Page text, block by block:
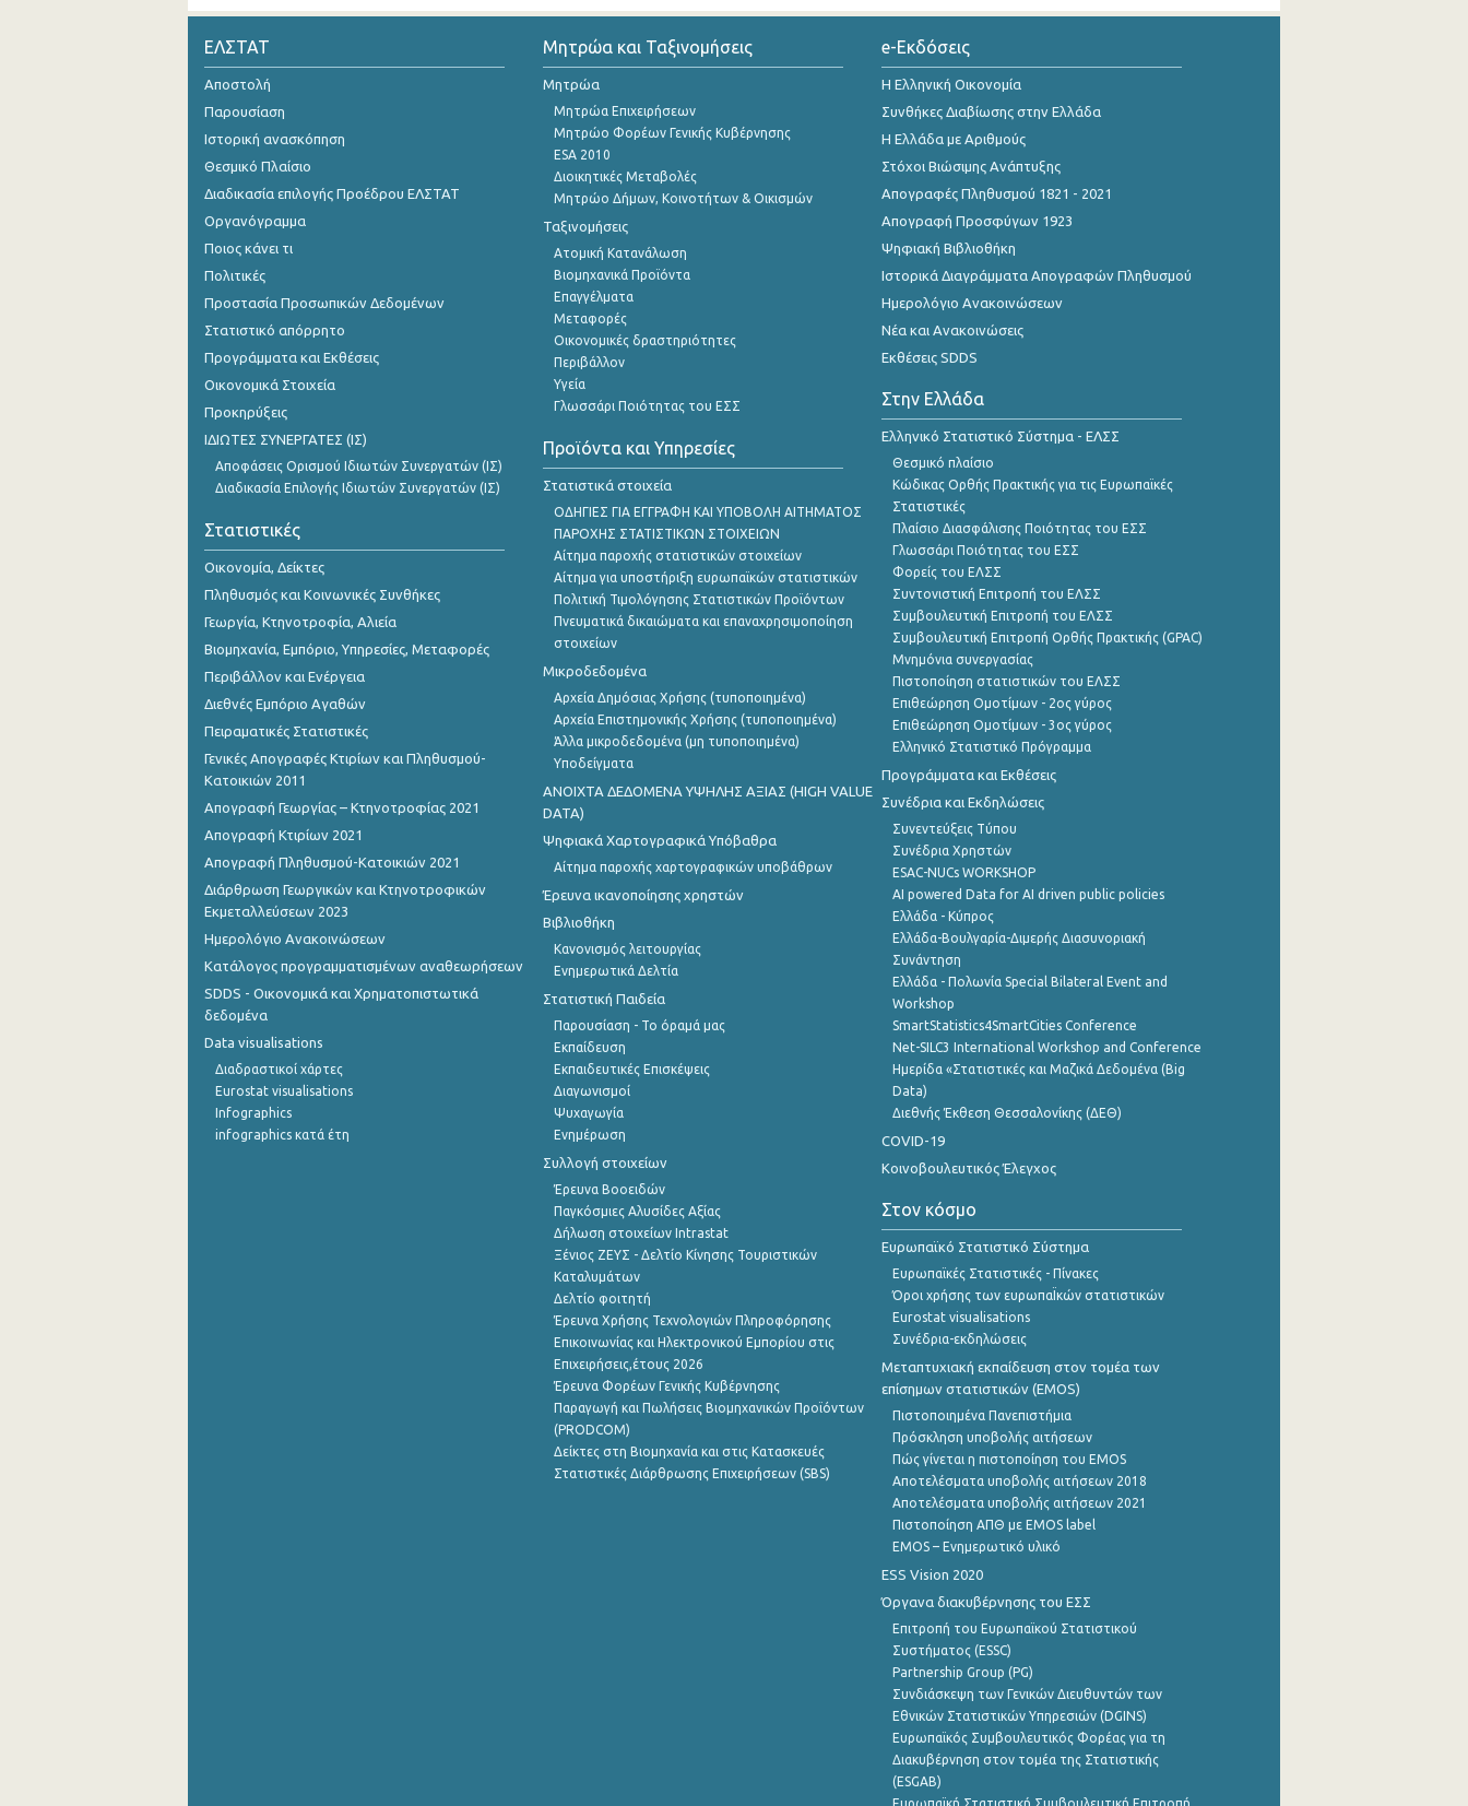
ΕΛΣΤΑΤ
Αποστολή
Παρουσίαση
Ιστορική ανασκόπηση
Θεσμικό Πλαίσιο
Διαδικασία επιλογής Προέδρου ΕΛΣΤΑΤ
Οργανόγραμμα
Ποιος κάνει τι
Πολιτικές
Προστασία Προσωπικών Δεδομένων
Στατιστικό απόρρητο
Προγράμματα και Εκθέσεις
Οικονομικά Στοιχεία
Προκηρύξεις
ΙΔΙΩΤΕΣ ΣΥΝΕΡΓΑΤΕΣ (ΙΣ)
Αποφάσεις Ορισμού Ιδιωτών Συνεργατών (ΙΣ)
Διαδικασία Επιλογής Ιδιωτών Συνεργατών (ΙΣ)
Στατιστικές
Οικονομία, Δείκτες
Πληθυσμός και Κοινωνικές Συνθήκες
Γεωργία, Κτηνοτροφία, Αλιεία
Βιομηχανία, Εμπόριο, Υπηρεσίες, Μεταφορές
Περιβάλλον και Ενέργεια
Διεθνές Εμπόριο Αγαθών
Πειραματικές Στατιστικές
Γενικές Απογραφές Κτιρίων και Πληθυσμού-
Κατοικιών 2011
Απογραφή Γεωργίας – Κτηνοτροφίας 2021
Απογραφή Κτιρίων 2021
Απογραφή Πληθυσμού-Κατοικιών 2021
Διάρθρωση Γεωργικών και Κτηνοτροφικών
Εκμεταλλεύσεων 2023
Ημερολόγιο Ανακοινώσεων
Κατάλογος προγραμματισμένων αναθεωρήσεων
SDDS - Οικονομικά και Χρηματοπιστωτικά
δεδομένα
Data visualisations
Διαδραστικοί χάρτες
Eurostat visualisations
Infographics
infographics κατά έτη
Μητρώα και Ταξινομήσεις
Μητρώα
Μητρώα Επιχειρήσεων
Μητρώο Φορέων Γενικής Κυβέρνησης
ESA 2010
Διοικητικές Μεταβολές
Μητρώο Δήμων, Κοινοτήτων & Οικισμών
Ταξινομήσεις
Ατομική Κατανάλωση
Βιομηχανικά Προϊόντα
Επαγγέλματα
Μεταφορές
Οικονομικές δραστηριότητες
Περιβάλλον
Υγεία
Γλωσσάρι Ποιότητας του ΕΣΣ
Προϊόντα και Υπηρεσίες
Στατιστικά στοιχεία
ΟΔΗΓΙΕΣ ΓΙΑ ΕΓΓΡΑΦΗ ΚΑΙ ΥΠΟΒΟΛΗ ΑΙΤΗΜΑΤΟΣ
ΠΑΡΟΧΗΣ ΣΤΑΤΙΣΤΙΚΩΝ ΣΤΟΙΧΕΙΩΝ
Αίτημα παροχής στατιστικών στοιχείων
Αίτημα για υποστήριξη ευρωπαϊκών στατιστικών
Πολιτική Τιμολόγησης Στατιστικών Προϊόντων
Πνευματικά δικαιώματα και επαναχρησιμοποίηση
στοιχείων
Μικροδεδομένα
Αρχεία Δημόσιας Χρήσης (τυποποιημένα)
Αρχεία Επιστημονικής Χρήσης (τυποποιημένα)
Άλλα μικροδεδομένα (μη τυποποιημένα)
Υποδείγματα
ANOIXTA ΔΕΔΟΜΕΝΑ ΥΨΗΛΗΣ ΑΞΙΑΣ (HIGH VALUE
DATA)
Ψηφιακά Χαρτογραφικά Υπόβαθρα
Αίτημα παροχής χαρτογραφικών υποβάθρων
Έρευνα ικανοποίησης χρηστών
Βιβλιοθήκη
Κανονισμός λειτουργίας
Ενημερωτικά Δελτία
Στατιστική Παιδεία
Παρουσίαση - Το όραμά μας
Εκπαίδευση
Εκπαιδευτικές Επισκέψεις
Διαγωνισμοί
Ψυχαγωγία
Ενημέρωση
Συλλογή στοιχείων
Έρευνα Βοοειδών
Παγκόσμιες Αλυσίδες Αξίας
Δήλωση στοιχείων Intrastat
Ξένιος ΖΕΥΣ - Δελτίο Κίνησης Τουριστικών
Καταλυμάτων
Δελτίο φοιτητή
Έρευνα Χρήσης Τεχνολογιών Πληροφόρησης
Επικοινωνίας και Ηλεκτρονικού Εμπορίου στις
Επιχειρήσεις,έτους 2026
Έρευνα Φορέων Γενικής Κυβέρνησης
Παραγωγή και Πωλήσεις Βιομηχανικών Προϊόντων
(PRODCOM)
Δείκτες στη Βιομηχανία και στις Κατασκευές
Στατιστικές Διάρθρωσης Επιχειρήσεων (SBS)
e-Εκδόσεις
Η Ελληνική Οικονομία
Συνθήκες Διαβίωσης στην Ελλάδα
Η Ελλάδα με Αριθμούς
Στόχοι Βιώσιμης Ανάπτυξης
Απογραφές Πληθυσμού 1821 - 2021
Απογραφή Προσφύγων 1923
Ψηφιακή Βιβλιοθήκη
Ιστορικά Διαγράμματα Απογραφών Πληθυσμού
Ημερολόγιο Ανακοινώσεων
Νέα και Ανακοινώσεις
Εκθέσεις SDDS
Στην Ελλάδα
Ελληνικό Στατιστικό Σύστημα - ΕΛΣΣ
Θεσμικό πλαίσιο
Κώδικας Ορθής Πρακτικής για τις Ευρωπαϊκές
Στατιστικές
Πλαίσιο Διασφάλισης Ποιότητας του ΕΣΣ
Γλωσσάρι Ποιότητας του ΕΣΣ
Φορείς του ΕΛΣΣ
Συντονιστική Επιτροπή του ΕΛΣΣ
Συμβουλευτική Επιτροπή του ΕΛΣΣ
Συμβουλευτική Επιτροπή Ορθής Πρακτικής (GPAC)
Μνημόνια συνεργασίας
Πιστοποίηση στατιστικών του ΕΛΣΣ
Επιθεώρηση Ομοτίμων - 2ος γύρος
Επιθεώρηση Ομοτίμων - 3ος γύρος
Ελληνικό Στατιστικό Πρόγραμμα
Προγράμματα και Εκθέσεις
Συνέδρια και Εκδηλώσεις
Συνεντεύξεις Τύπου
Συνέδρια Χρηστών
ESAC-NUCs WORKSHOP
AI powered Data for AI driven public policies
Ελλάδα - Κύπρος
Ελλάδα-Βουλγαρία-Διμερής Διασυνοριακή
Συνάντηση
Ελλάδα - Πολωνία Special Bilateral Event and
Workshop
SmartStatistics4SmartCities Conference
Net-SILC3 International Workshop and Conference
Ημερίδα «Στατιστικές και Μαζικά Δεδομένα (Big
Data)
Διεθνής Έκθεση Θεσσαλονίκης (ΔΕΘ)
COVID-19
Κοινοβουλευτικός Έλεγχος
Στον κόσμο
Ευρωπαϊκό Στατιστικό Σύστημα
Ευρωπαϊκές Στατιστικές - Πίνακες
Όροι χρήσης των ευρωπαΪκών στατιστικών
Eurostat visualisations
Συνέδρια-εκδηλώσεις
Μεταπτυχιακή εκπαίδευση στον τομέα των
επίσημων στατιστικών (EMOS)
Πιστοποιημένα Πανεπιστήμια
Πρόσκληση υποβολής αιτήσεων
Πώς γίνεται η πιστοποίηση του EMOS
Αποτελέσματα υποβολής αιτήσεων 2018
Αποτελέσματα υποβολής αιτήσεων 2021
Πιστοποίηση ΑΠΘ με EMOS label
EMOS – Ενημερωτικό υλικό
ESS Vision 2020
Όργανα διακυβέρνησης του ΕΣΣ
Επιτροπή του Ευρωπαϊκού Στατιστικού
Συστήματος (ESSC)
Partnership Group (PG)
Συνδιάσκεψη των Γενικών Διευθυντών των
Εθνικών Στατιστικών Υπηρεσιών (DGINS)
Ευρωπαϊκός Συμβουλευτικός Φορέας για τη
Διακυβέρνηση στον τομέα της Στατιστικής
(ESGAB)
Ευρωπαϊκή Στατιστική Συμβουλευτική Επιτροπή